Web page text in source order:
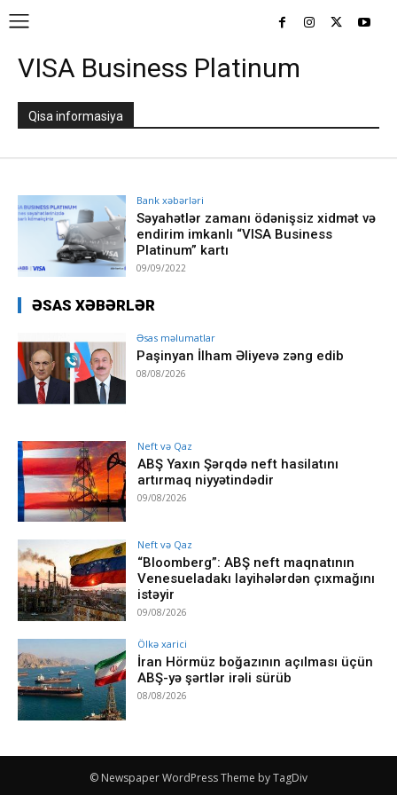
VISA Business Platinum
Qisa informasiya
Bank xəbərləri
Səyahətlər zamanı ödənişsiz xidmət və
endirim imkanlı “VISA Business
Platinum” kartı
09/09/2022
ƏSAS XƏBƏRLƏR
Əsas məlumatlar
Paşinyan İlham Əliyevə zəng edib
08/08/2026
Neft və Qaz
ABŞ Yaxın Şərqdə neft hasilatını
artırmaq niyyətindədir
09/08/2026
Neft və Qaz
“Bloomberg”: ABŞ neft maqnatının
Venesueladakı layihələrdən çıxmağını
istəyir
09/08/2026
Ölkə xarici
İran Hörmüz boğazının açılması üçün
ABŞ-yə şərtlər irəli sürüb
08/08/2026
© Newspaper WordPress Theme by TagDiv